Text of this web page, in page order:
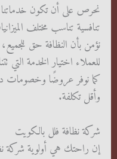
نحرص على أن تكون خدماتنا
تنافسية تناسب مختلف
نؤمن بأن النظافة حق
للعملاء اختيار الخدمة التي
كما نوفر عروضًا وخصومات
وأقل تكلفة.
شركة نظافة فلل بالكويت
إن راحتك هي أولوية شركة